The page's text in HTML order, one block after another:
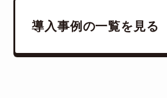
導入事例の一覧を見る